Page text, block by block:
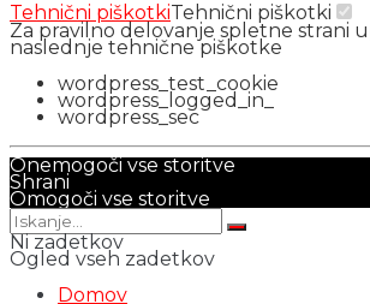
Tehnični piškotkiTehnični piškotki
Za pravilno delovanje spletne strani
naslednje tehnične piškotke
wordpress_test_cookie
wordpress_logged_in_
wordpress_sec
Onemogoči vse storitve
Shrani
Omogoči vse storitve
Ni zadetkov
Ogled vseh zadetkov
Domov